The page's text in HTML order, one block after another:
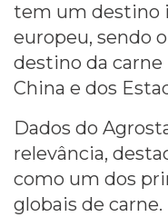
tem um destino
europeu, sendo
destino da carne
China e dos
Dados do
relevância,
como um dos
globais de carne.